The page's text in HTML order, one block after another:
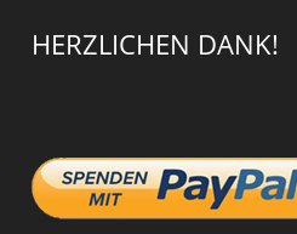
HERZLICHEN DANK!